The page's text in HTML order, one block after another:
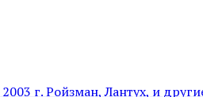
г. Ройзман, Лантух, и